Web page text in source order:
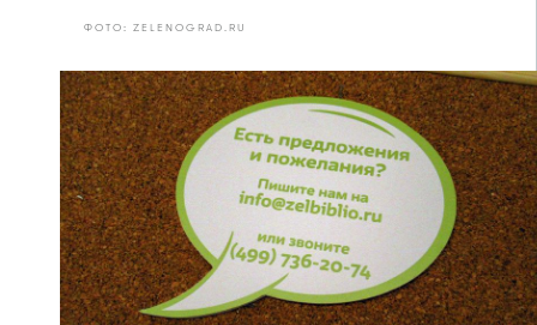
ФОТО: ZELENOGRAD.RU